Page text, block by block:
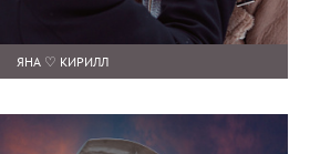
ЯНА ♡ КИРИЛЛ